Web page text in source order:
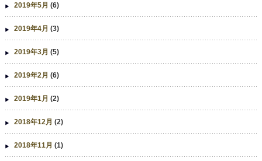
2019年5月 (6)
2019年4月 (3)
2019年3月 (5)
2019年2月 (6)
2019年1月 (2)
2018年12月 (2)
2018年11月 (1)